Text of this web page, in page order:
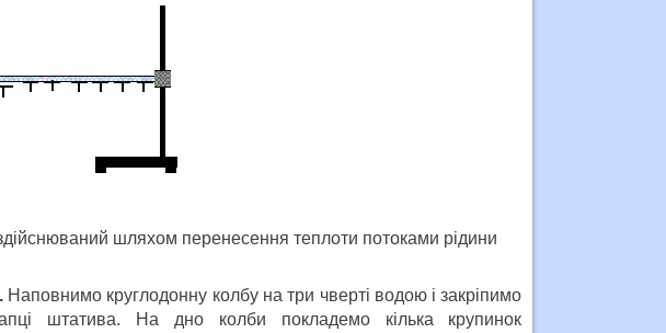
шляхом перенесення теплоти потоками рідини
Наповнимо круглодонну колбу на три чверті водою і закріпимо
штатива. На дно колби покладемо кілька крупинок